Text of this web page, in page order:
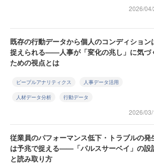
2026/
既存の行動データから個人のコンディション
捉えられる——人事が「変化の兆し」に気づ
ための視点とは
ピープルアナリティクス 人事データ活用
人材データ分析 行動データ
2026/
従業員のパフォーマンス低下・トラブルの発
は予兆で捉える——「パルスサーベイ」の設
と読み取り方